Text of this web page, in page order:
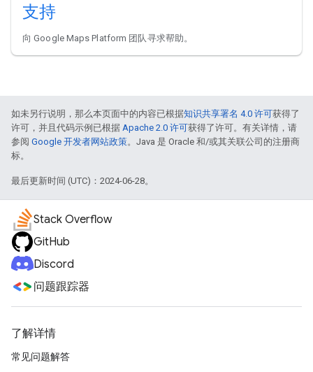
支持
向 Google Maps Platform 团队寻求帮助。
如未另行说明，那么本页面中的内容已根据知识共享署名 4.0 许可获得了
许可，并且代码示例已根据 Apache 2.0 许可获得了许可。有关详情，请
参阅 Google 开发者网站政策。Java 是 Oracle 和/或其关联公司的注册商
标。
最后更新时间 (UTC)：2024-06-28。
Stack Overflow
GitHub
Discord
问题跟踪器
了解详情
常见问题解答